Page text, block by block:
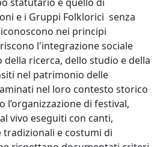
e i Gruppi Folklorici senza
nei principi
l'integrazione sociale
della ricerca, dello studio e della
nel patrimonio delle
nel loro contesto storico
l’organizzazione di festival,
vivo eseguiti con canti,
tradizionali e costumi di